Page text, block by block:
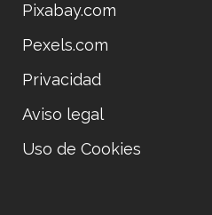
Pixabay.com
Pexels.com
Privacidad
Aviso legal
Uso de Cookies